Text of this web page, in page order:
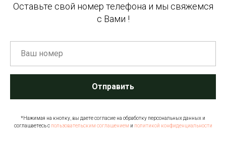
Оставьте свой номер телефона и мы свяжемся
с Вами !
Отправить
*Нажимая на кнопку, вы даете согласие на обработку персональных данных и
соглашаетесь c пользовательским соглашением и политикой конфиденциальности